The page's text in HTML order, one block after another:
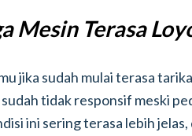
Mesin Terasa
jika sudah mulai terasa
tidak responsif meski
ini sering terasa lebih